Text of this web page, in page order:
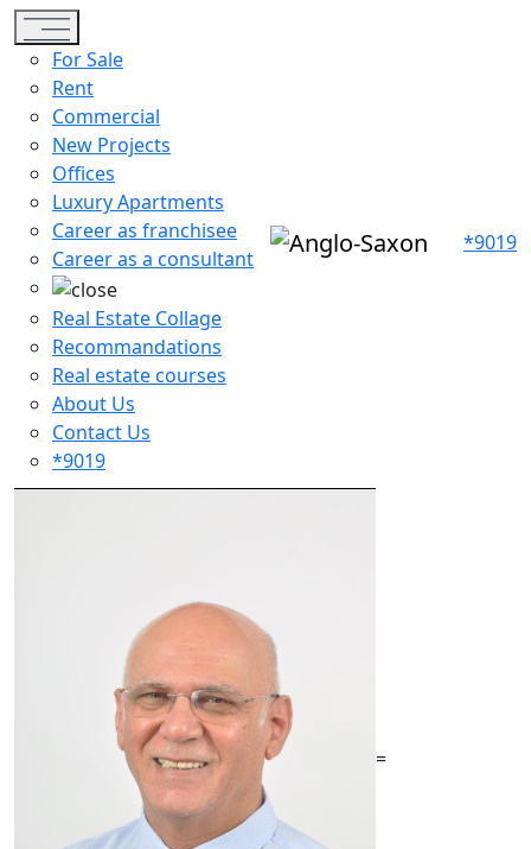
Toggle navigation
For Sale
Rent
Commercial
New Projects
Offices
Luxury Apartments
Career as franchisee
Career as a consultant
Real Estate Collage
Recommandations
Real estate courses
About Us
Contact Us
*9019
*9019
=